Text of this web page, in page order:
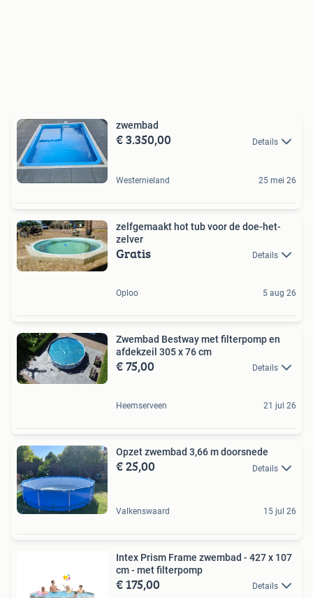
zwembad
€ 3.350,00 Details
Westernieland 25 mei 26
zelfgemaakt hot tub voor de doe-het-
zelver
Gratis Details
Oploo 5 aug 26
Zwembad Bestway met filterpomp en
afdekzeil 305 x 76 cm
€ 75,00 Details
Heemserveen 21 jul 26
Opzet zwembad 3,66 m doorsnede
€ 25,00 Details
Valkenswaard 15 jul 26
Intex Prism Frame zwembad - 427 x 107
cm - met filterpomp
€ 175,00 Details